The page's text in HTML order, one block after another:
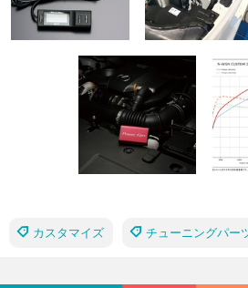
カスタマイズ チューニングパー